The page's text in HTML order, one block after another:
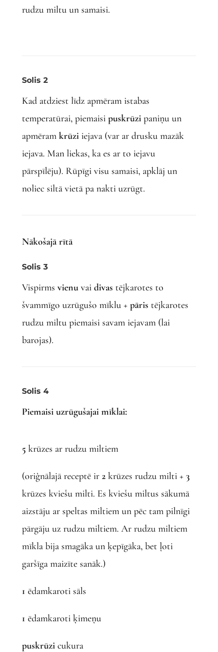
rudzu miltu un samaisi.
Solis 2
Kad atdziest līdz apmēram istabas
temperatūrai, piemaisi puskrūzipaniņu un
apmēram krūziiejava (var ar drusku mazāk
iejava. Man liekas, ka es ar to iejavu
pārspīlēju). Rūpīgi visu samaisi, apklāj un
noliec siltā vietā pa nakti uzrūgt.
Nākošajā rītā
Solis 3
Vispirms vienuvai divas tējkarotes to
švammīgo uzrūgušo mīklu + pāris tējkarotes
rudzu miltu piemaisi savam iejavam (lai
barojas).
Solis 4
Piemaisi uzrūgušajai mīklai:
5krūzes ar rudzu miltiem
(oriģnālajā receptē ir 2krūzes rudzu milti + 3
krūzes kviešu milti. Es kviešu miltus sākumā
aizstāju ar speltas miltiem un pēc tam pilnīgi
pārgāju uz rudzu miltiem. Ar rudzu miltiem
mīkla bija smagāka un ķepīgāka, bet ļoti
garšīga maizīte sanāk.)
1 ēdamkaroti sāls
1 ēdamkaroti ķimeņu
puskrūzicukura